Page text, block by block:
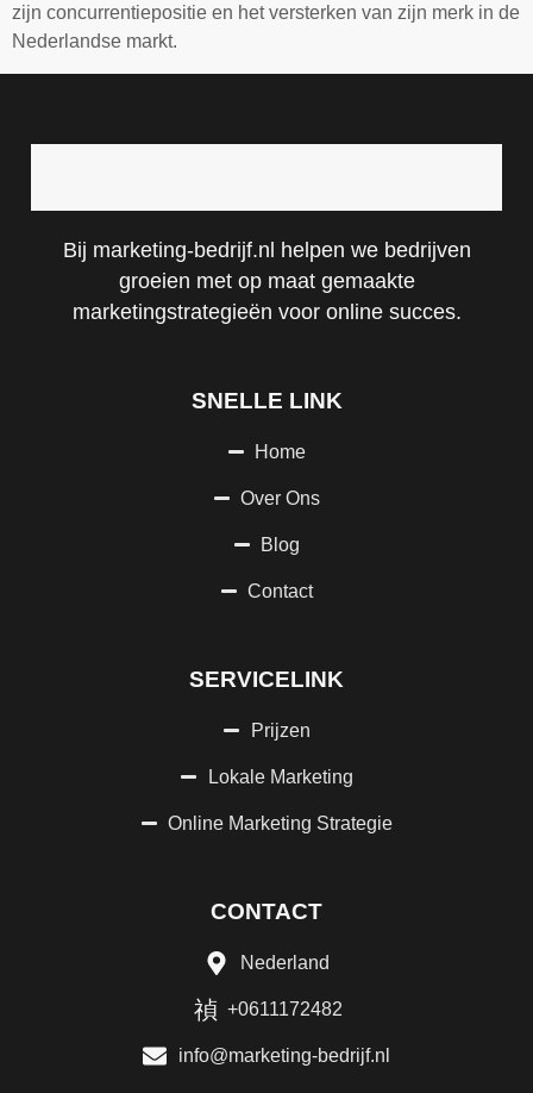
zijn concurrentiepositie en het versterken van zijn merk in de
Nederlandse markt.
Bij marketing-bedrijf.nl helpen we bedrijven
groeien met op maat gemaakte
marketingstrategieën voor online succes.
SNELLE LINK
Home
Over Ons
Blog
Contact
SERVICELINK
Prijzen
Lokale Marketing
Online Marketing Strategie
CONTACT
Nederland
+0611172482
info@marketing-bedrijf.nl